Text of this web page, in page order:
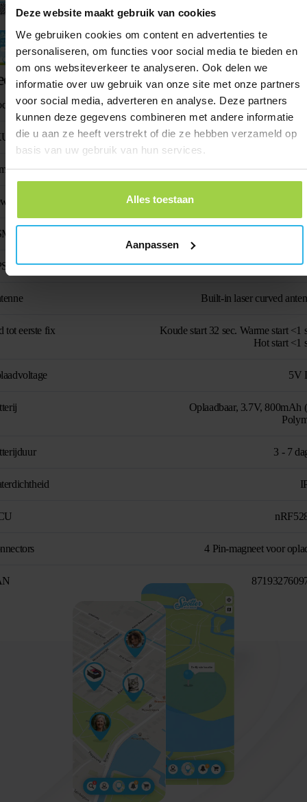
Deze website maakt gebruik van cookies
We gebruiken cookies om content en advertenties te
personaliseren, om functies voor social media te bieden en
om ons websiteverkeer te analyseren. Ook delen we
informatie over uw gebruik van onze site met onze partners
voor social media, adverteren en analyse. Deze partners
kunnen deze gegevens combineren met andere informatie
die u aan ze heeft verstrekt of die ze hebben verzameld op
basis van uw gebruik van hun services.
Alles toestaan
Aanpassen
specificaties
Animal
SP-
61 mm x 35 mm x 16
frequentie
chip
Built-in laser curved
tot eerste fix
Koude start 32 sec. Warme start <1
Hot start <1
5V
Oplaadbaar, 3.7V, 800mAh
3 - 7
4 Pin-magneet voor
Activatie handleiding